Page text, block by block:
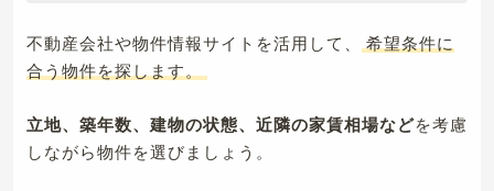
不動産会社や物件情報サイトを活用して、
希望条件に
合う物件を探します。
立地、築年数、建物の状態、近隣の家賃相場などを考慮
しながら物件を選びましょう。